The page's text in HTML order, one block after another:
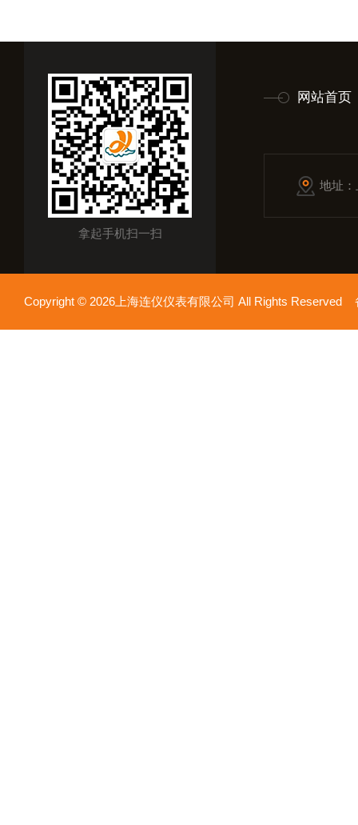
拿起手机扫一扫
网站首页
地址
Copyright © 2026上海连仪仪表有限公司 All Rights Reserved